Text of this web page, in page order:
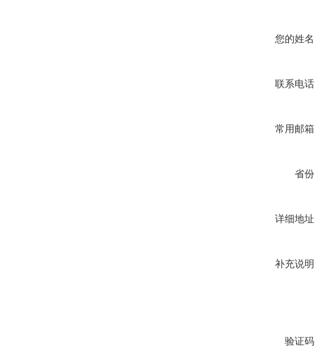
您的姓
联系电
常用邮
省
详细地
补充说
验证